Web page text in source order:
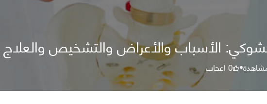
الأسباب والأعراض والتشخيص والعلاج
•
0اعجاب